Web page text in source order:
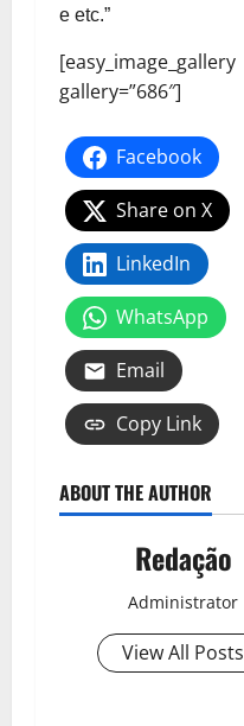
e etc.”
[easy_image_gallery
gallery=”686″]
Facebook
Share on X
LinkedIn
WhatsApp
Email
Copy Link
ABOUT THE AUTHOR
Redação
Administrator
View All Posts